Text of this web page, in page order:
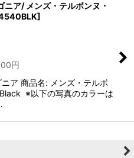
ア/ メンズ・テルボンヌ・
]
円
ア 商品名: メンズ・テルボ
※以下の写真のカラーは